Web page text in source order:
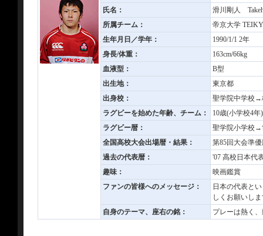
氏名：
滑川剛人
所属チーム：
帝京大学
生年月日／学年：
1990/1/1 2年
身長/体重：
163cm/66kg
血液型：
B型
出生地：
東京都
出身校：
聖学院中学校
ラグビーを始めた年齢、チーム：
10歳(小学校4
ラグビー暦：
聖学院小学校
全国高校大会出場暦・結果：
第85回大会準
過去の代表暦：
'07 高校日本代
趣味：
映画鑑賞
ファンの皆様へのメッセージ：
日本の代表と
しくお願いし
自身のテーマ、座右の銘：
プレーは熱く